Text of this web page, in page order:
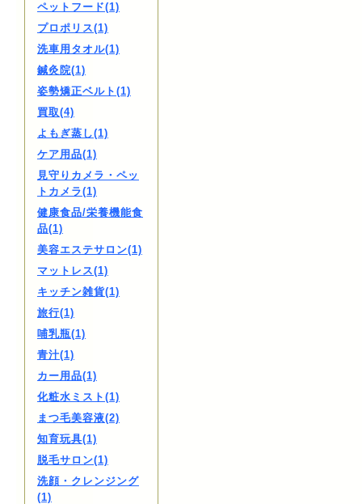
ペットフード(1)
プロポリス(1)
洗車用タオル(1)
鍼灸院(1)
姿勢矯正ベルト(1)
買取(4)
よもぎ蒸し(1)
ケア用品(1)
見守りカメラ・ペッ
トカメラ(1)
健康食品/栄養機能食
品(1)
美容エステサロン(1)
マットレス(1)
キッチン雑貨(1)
旅行(1)
哺乳瓶(1)
青汁(1)
カー用品(1)
化粧水ミスト(1)
まつ毛美容液(2)
知育玩具(1)
脱毛サロン(1)
洗顔・クレンジング
(1)